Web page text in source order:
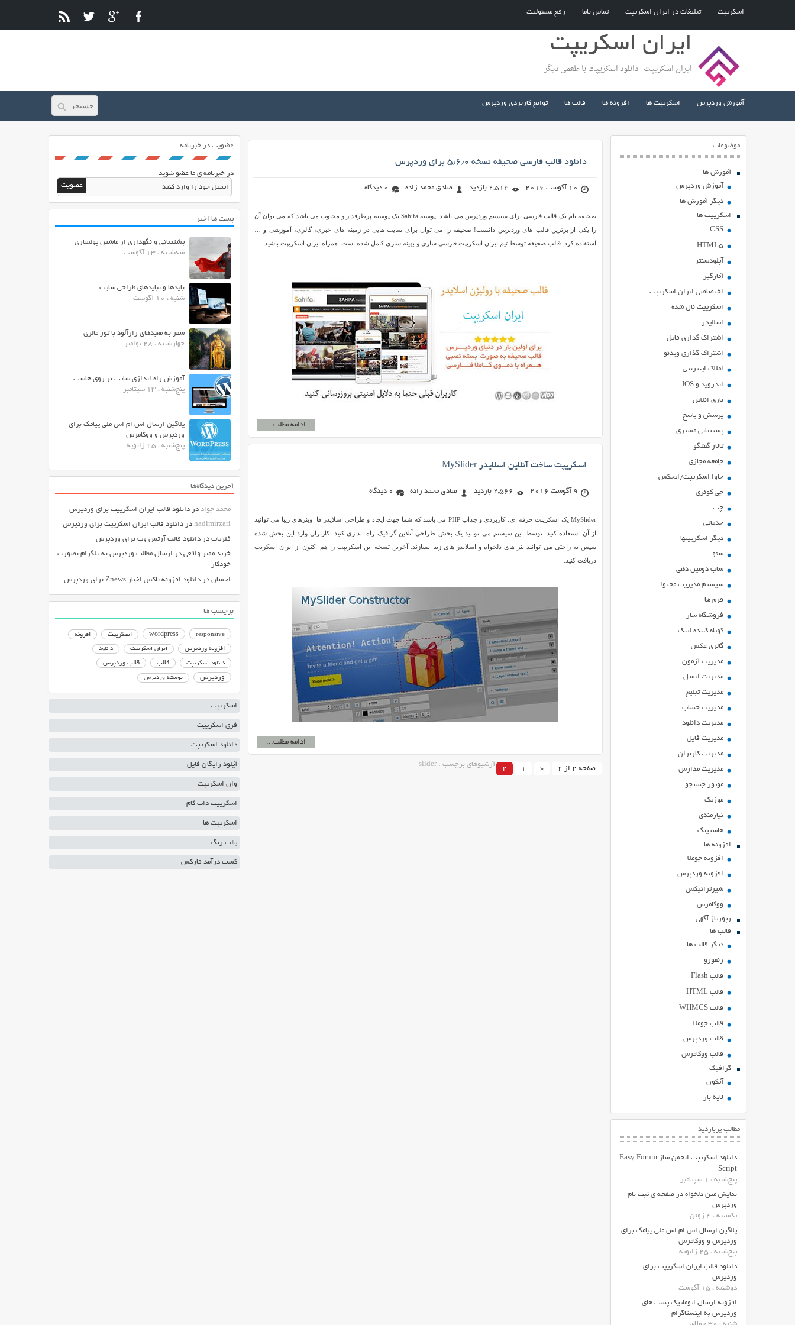
اسکریپت تبلیغات در ایران اسکریپت تماس باما رفع مسئولیت
ایران اسکریپت
ایران اسکریپت | دانلود اسکریپت با طعمی دیگر
آموزش وردپرس اسکریپت ها افزونه ها قالب ها توابع کاربردی وردپرس
موضوعات
آموزش ها
آموزش وردپرس
دیگر آموزش ها
اسکریپت ها
CSS
HTML5
آپلودسنتر
آمارگیر
اختصاصی ایران اسکریپت
اسکریپت نال شده
اسلایدر
اشتراك گذاري فايل
اشتراک گذاری ویدئو
املاک اینترنتی
اندروید و IOS
بازي انلاين
پرسش و پاسخ
پشتیبانی مشتری
تالار گفتگو
جامعه مجازی
جاوا اسکریپت/ایجکس
جی کوئری
چت
خدماتی
ديگر اسكريپتها
سئو
ساب دومین دهی
سیستم مدیریت محتوا
فرم ها
فروشگاه ساز
کوتاه کننده لینک
گالری عکس
مدیریت آزمون
مدیریت ایمیل
مدیریت تبلیغ
مدیریت حساب
مدیریت دانلود
مدیریت فایل
مدیریت کاربران
مدیریت مدارس
موتور جستجو
موزیک
نیازمندی
هاستينگ
افزونه ها
افزونه جوملا
افزونه وردپرس
شیرترانیکس
ووکامرس
رپورتاژ آگهی
قالب ها
دیگر قالب ها
زنفورو
قالب Flash
قالب HTML
قالب WHMCS
قالب جوملا
قالب وردپرس
قالب ووکامرس
گرافیک
آیکون
لایه باز
مطالب پربازدید
دانلود اسکریپت انجمن ساز Easy Forum
Script
پنج‌شنبه ، 1 سپتامبر
نمایش متن دلخواه در صفحه ی ثبت نام
وردپرس
یکشنبه ، 4 ژوئن
پلاگین ارسال اس ام اس ملی پیامک برای
وردپرس و ووکامرس
پنج‌شنبه ، 25 ژانویه
دانلود قالب ایران اسکریپت برای
وردپرس
دوشنبه ، 15 آگوست
افزونه ارسال اتوماتیک پست های
وردپرس به اینستاگرام
دانلود قالب فارسی صحیفه نسخه ۵٫۶٫۰ برای وردپرس
10 آگوست 2016 2,514 بازدید صادق محمد زاده 0 دیدگاه
صحیفه نام یک قالب فارسی برای سیستم وردپرس می باشد. پوسته Sahifa یک پوسته پرطرفدار و محبوب می باشد که می توان آن
را یکی از برترین قالب های وردپرس دانست! صحیفه را می توان برای سایت هایی در زمینه های خبری، گالری، آموزشی و …
استفاده کرد. قالب صحیفه توسط تیم ایران اسکریپت فارسی سازی و بهینه سازی کامل شده است. همراه ایران اسکریپت باشید.
ادامه مطلب...
اسکریپت ساخت آنلاین اسلایدر MySlider
9 آگوست 2016 2,566 بازدید صادق محمد زاده 0 دیدگاه
MySlider یک اسکریپت حرفه ای، کاربردی و جذاب PHP می باشد که شما جهت ایجاد و طراحی اسلایدر ها وبنرهای زیبا می توانید
از آن استفاده کنید. توسط این سیستم می توانید یک بخش طراحی آنلاین گرافیک راه اندازی کنید. کاربران وارد این بخش شده
سپس به راحتی می توانند بنر های دلخواه و اسلایدر های زیبا بسازند. آخرین تسخه این اسکریپت را هم اکنون از ایران اسکریت
دریافت کنید.
ادامه مطلب...
صفحه 2 از 2 «
1
2
آرشیوهای برچسب : slider
عضویت در خبرنامه
در خبرنامه ی ما عضو شوید
پست ها اخیر
پشتیبانی و نگهداری از ماشین پولسازی
سه‌شنبه ، 13 آگوست
بایدها و نبایدهای طراحی سایت
شنبه ، 10 آگوست
سفر به معبدهای رازآلود با تور مالزی
چهارشنبه ، 28 نوامبر
آموزش راه اندازی سایت بر روی هاست
پنج‌شنبه ، 13 سپتامبر
پلاگین ارسال اس ام اس ملی پیامک برای
وردپرس و ووکامرس
پنج‌شنبه ، 25 ژانویه
آخرین دیدگاه‌ها
محمد جواد در دانلود قالب ایران اسکریپت برای وردپرس
hadimirzari در دانلود قالب ایران اسکریپت برای وردپرس
فلزیاب در دانلود قالب آرتمن وب برای وردپرس
خرید ممبر واقعی در ارسال مطالب وردپرس به تلگرام بصورت
خودکار
احسان در دانلود افزونه باکس اخبار Znews برای وردپرس
برچسب ها
responsive
wordpress اسکریپت
افزونه
افزونه وردپرس
ایران اسکریپت دانلود
دانلود اسکریپت قالب قالب وردپرس
وردپرس پوسته وردپرس
اسکریپت
فری اسکریپت
دانلود اسکریپت
آپلود رایگان فایل
وان اسکریپت
اسکریپت دات کام
اسکریپت ها
پالت رنگ
کسب درآمد فارکس